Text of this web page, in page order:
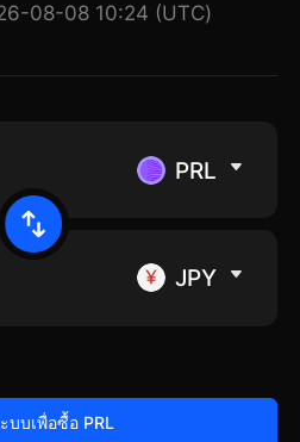
08-08 10:24 (UTC)
PRL
JPY
บบเพื่อซื้อ PRL